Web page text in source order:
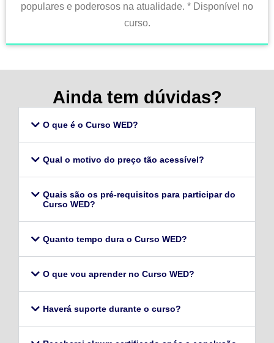
populares e poderosos na atualidade. * Disponível no
curso.
Ainda tem dúvidas?
O que é o Curso WED?
Qual o motivo do preço tão acessível?
Quais são os pré-requisitos para participar do
Curso WED?
Quanto tempo dura o Curso WED?
O que vou aprender no Curso WED?
Haverá suporte durante o curso?